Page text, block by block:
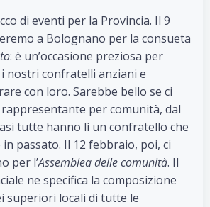
di eventi per la Provincia. Il 9
a Bolognano per la consueta
: è un’occasione preziosa per
nostri confratelli anziani e
con loro. Sarebbe bello se ci
per comunità, dal
tutte hanno lì un confratello che
passato. Il 12 febbraio, poi, ci
per l’Assemblea delle comunità. Il
ne specifica la composizione
superiori locali di tutte le